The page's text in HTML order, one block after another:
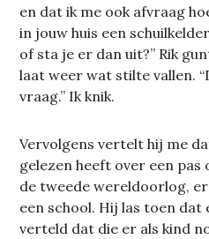
en dat ik me ook afvraag
in jouw huis een
of sta je er dan uit?” Rik
laat weer wat stilte vallen.
vraag.” Ik knik.
Vervolgens vertelt hij me
gelezen heeft over een
de tweede wereldoorlog,
een school. Hij las toen dat
verteld dat die er als kind